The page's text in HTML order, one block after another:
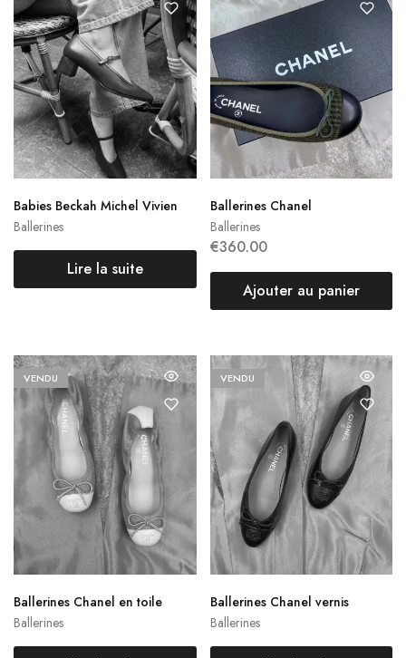
Ballerines
Babies Beckah Michel Vivien
Lire la suite
Ballerines
Ballerines Chanel
€360.00
Ajouter au panier
VENDU
Ballerines
Ballerines Chanel en toile
VENDU
Ballerines
Ballerines Chanel vernis